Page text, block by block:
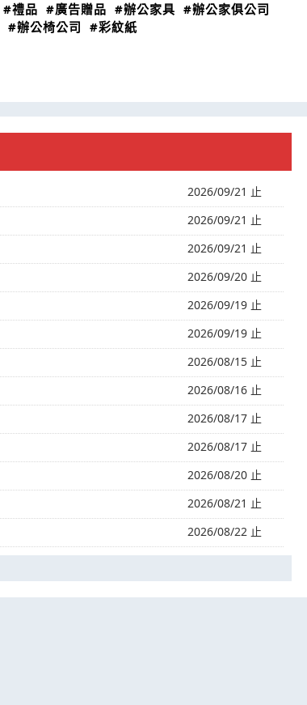
#禮品 #廣告贈品 #辦公家具 #辦公家俱公司
#辦公椅公司 #彩紋紙
2026/09/21 止
2026/09/21 止
2026/09/21 止
2026/09/20 止
2026/09/19 止
2026/09/19 止
2026/08/15 止
2026/08/16 止
2026/08/17 止
2026/08/17 止
2026/08/20 止
2026/08/21 止
2026/08/22 止